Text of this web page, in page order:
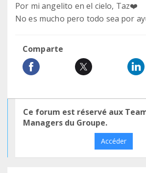
Por mi angelito en el cielo, Taz❤️
No es mucho pero todo sea por
Comparte
Ce forum est réservé aux
Managers du Groupe.
Accéder